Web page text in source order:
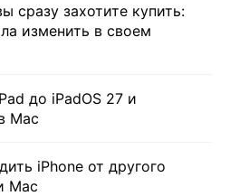
сразу захотите купить:
изменить в своем
до iPadOS 27 и
Mac
iPhone от другого
Mac